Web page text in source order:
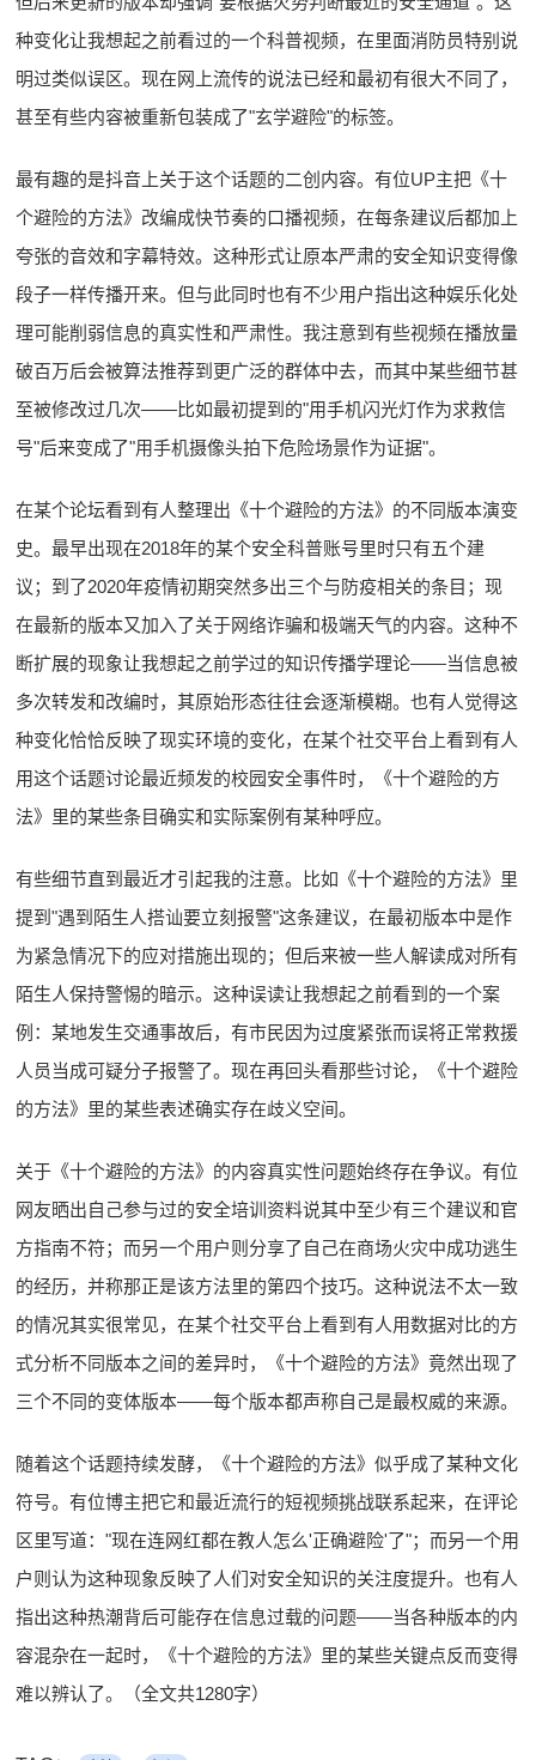
种变化让我想起之前看过的一个科普视频，在里面消防员特别说
明过类似误区。现在网上流传的说法已经和最初有很大不同了，
甚至有些内容被重新包装成了"玄学避险"的标签。
最有趣的是抖音上关于这个话题的二创内容。有位UP主把《十
个避险的方法》改编成快节奏的口播视频，在每条建议后都加上
夸张的音效和字幕特效。这种形式让原本严肃的安全知识变得像
段子一样传播开来。但与此同时也有不少用户指出这种娱乐化处
理可能削弱信息的真实性和严肃性。我注意到有些视频在播放量
破百万后会被算法推荐到更广泛的群体中去，而其中某些细节甚
至被修改过几次——比如最初提到的"用手机闪光灯作为求救信
号"后来变成了"用手机摄像头拍下危险场景作为证据"。
在某个论坛看到有人整理出《十个避险的方法》的不同版本演变
史。最早出现在2018年的某个安全科普账号里时只有五个建
议；到了2020年疫情初期突然多出三个与防疫相关的条目；现
在最新的版本又加入了关于网络诈骗和极端天气的内容。这种不
断扩展的现象让我想起之前学过的知识传播学理论——当信息被
多次转发和改编时，其原始形态往往会逐渐模糊。也有人觉得这
种变化恰恰反映了现实环境的变化，在某个社交平台上看到有人
用这个话题讨论最近频发的校园安全事件时，《十个避险的方
法》里的某些条目确实和实际案例有某种呼应。
有些细节直到最近才引起我的注意。比如《十个避险的方法》里
提到"遇到陌生人搭讪要立刻报警"这条建议，在最初版本中是作
为紧急情况下的应对措施出现的；但后来被一些人解读成对所有
陌生人保持警惕的暗示。这种误读让我想起之前看到的一个案
例：某地发生交通事故后，有市民因为过度紧张而误将正常救援
人员当成可疑分子报警了。现在再回头看那些讨论，《十个避险
的方法》里的某些表述确实存在歧义空间。
关于《十个避险的方法》的内容真实性问题始终存在争议。有位
网友晒出自己参与过的安全培训资料说其中至少有三个建议和官
方指南不符；而另一个用户则分享了自己在商场火灾中成功逃生
的经历，并称那正是该方法里的第四个技巧。这种说法不太一致
的情况其实很常见，在某个社交平台上看到有人用数据对比的方
式分析不同版本之间的差异时，《十个避险的方法》竟然出现了
三个不同的变体版本——每个版本都声称自己是最权威的来源。
随着这个话题持续发酵，《十个避险的方法》似乎成了某种文化
符号。有位博主把它和最近流行的短视频挑战联系起来，在评论
区里写道："现在连网红都在教人怎么'正确避险'了"；而另一个用
户则认为这种现象反映了人们对安全知识的关注度提升。也有人
指出这种热潮背后可能存在信息过载的问题——当各种版本的内
容混杂在一起时，《十个避险的方法》里的某些关键点反而变得
难以辨认了。（全文共1280字）